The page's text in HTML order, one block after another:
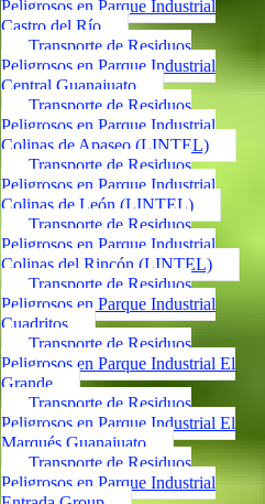
Peligrosos en Parque Industrial
Castro del Río
Transporte de Residuos
Peligrosos en Parque Industrial
Central Guanajuato
Transporte de Residuos
Peligrosos en Parque Industrial
Colinas de Apaseo (LINTEL)
Transporte de Residuos
Peligrosos en Parque Industrial
Colinas de León (LINTEL)
Transporte de Residuos
Peligrosos en Parque Industrial
Colinas del Rincón (LINTEL)
Transporte de Residuos
Peligrosos en Parque Industrial
Cuadritos
Transporte de Residuos
Peligrosos en Parque Industrial El
Grande
Transporte de Residuos
Peligrosos en Parque Industrial El
Marqués Guanajuato
Transporte de Residuos
Peligrosos en Parque Industrial